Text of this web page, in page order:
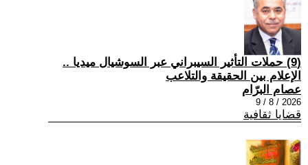
(9) حملات التأثير السيبراني عبر السوشيال ميديا ..
الإعلام بين الحقيقة والتلاعب
عصام البرّام
2026 / 8 / 9
قضايا ثقافية